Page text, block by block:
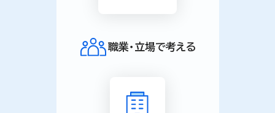
職業・立場で考える